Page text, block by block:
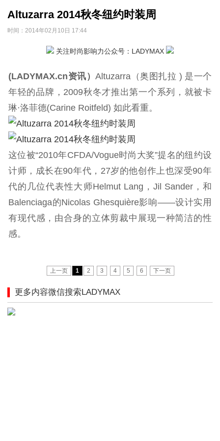
Altuzarra 2014秋冬纽约时装周
时间： 2014年02月10日 17:44
关注时尚影响力公众号：LADYMAX
(LADYMAX.cn资讯） Altuzarra（奥图扎拉 ) 是一个
年轻的品牌，2009秋冬才推出第一个系列，就被卡
琳·洛菲德(Carine Roitfeld) 如此看重。
这位被“2010年CFDA/Vogue时尚大奖”提名的纽约设
计师，成长在90年代，27岁的他创作上也深受90年
代的几位代表性大师Helmut Lang，Jil Sander，和
Balenciaga的Nicolas Ghesquière影响——设计实用
有现代感，由合身的立体剪裁中展现一种简洁的性
感。
上一页 1 2 3 4 5 6 下一页
更多内容微信搜索LADYMAX